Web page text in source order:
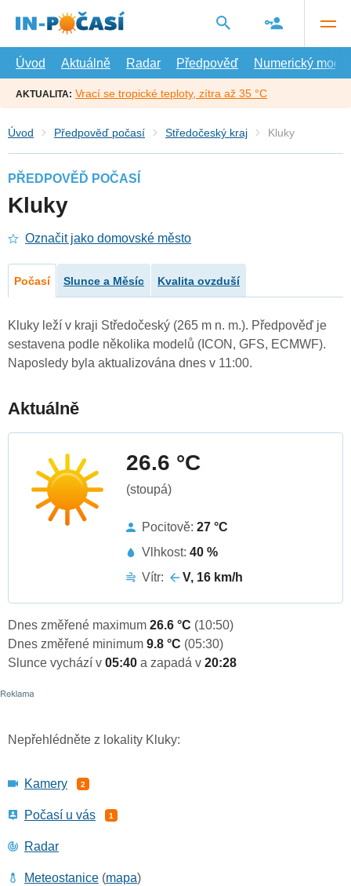
hlavní
Úvod
Aktuálně Radar Předpověď Numerický model
AKTUALITA: Vrací se tropické teploty, zítra až 35 °C
Úvod Předpověď počasí Středočeský kraj Kluky
PŘEDPOVĚĎ POČASÍ
Kluky
Označit jako domovské město
Počasí Slunce a Měsíc Kvalita ovzduší
Kluky leží v kraji Středočeský (265 m n. m.). Předpověď je
sestavena podle několika modelů (ICON, GFS, ECMWF).
Naposledy byla aktualizována dnes v 11:00.
Aktuálně
26.6 °C
(stoupá)
Pocitově: 27 °C
Vlhkost: 40 %
Vítr:
V, 16 km/h
Dnes změřené maximum 26.6 °C (10:50)
Dnes změřené minimum 9.8 °C (05:30)
Slunce vychází v 05:40 a zapadá v 20:28
Nepřehlédněte z lokality Kluky:
Kamery 2
Počasí u vás 1
Radar
Meteostanice (mapa)